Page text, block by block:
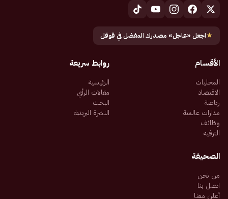
★اجعل «عاجل» مصدرك المفضل في قوقل
الأقسام
المحليات
الاقتصاد
رياضة
مدارات عالمية
وظائف
الترفيه
روابط سريعة
الرئيسية
مقالات الرأي
البحث
النشرة البريدية
الصحيفة
من نحن
اتصل بنا
أعلن معنا